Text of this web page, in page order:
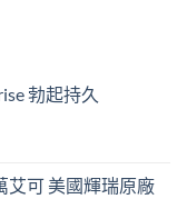
勃起持久
艾可 美國輝瑞原廠